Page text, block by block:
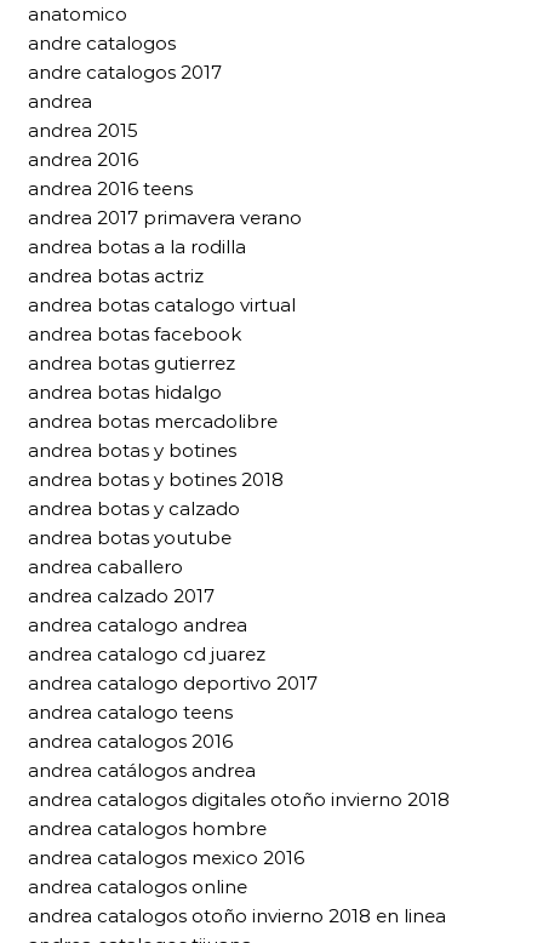
anatomico
andre catalogos
andre catalogos 2017
andrea
andrea 2015
andrea 2016
andrea 2016 teens
andrea 2017 primavera verano
andrea botas a la rodilla
andrea botas actriz
andrea botas catalogo virtual
andrea botas facebook
andrea botas gutierrez
andrea botas hidalgo
andrea botas mercadolibre
andrea botas y botines
andrea botas y botines 2018
andrea botas y calzado
andrea botas youtube
andrea caballero
andrea calzado 2017
andrea catalogo andrea
andrea catalogo cd juarez
andrea catalogo deportivo 2017
andrea catalogo teens
andrea catalogos 2016
andrea catálogos andrea
andrea catalogos digitales otoño invierno 2018
andrea catalogos hombre
andrea catalogos mexico 2016
andrea catalogos online
andrea catalogos otoño invierno 2018 en linea